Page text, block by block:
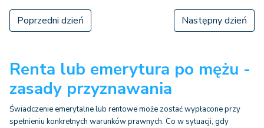
Poprzedni dzień Następny dzień
Renta lub emerytura po mężu -
zasady przyznawania
Świadczenie emerytalne lub rentowe może zostać wypłacone przy
spełnieniu konkretnych warunków prawnych. Co w sytuacji, gdy